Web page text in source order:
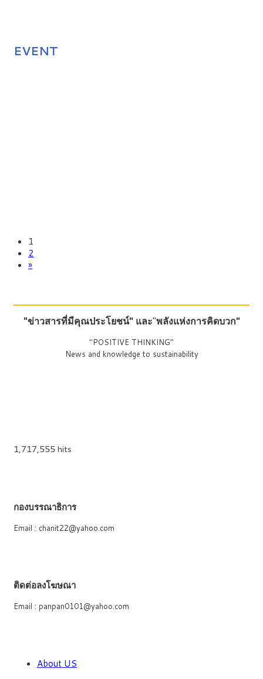
EVENT
1
2
»
"ข่าวสารที่มีคุณประโยชน์" และ"พลังแห่งการคิดบวก"
"POSITIVE THINKING"
News and knowledge to sustainability
1,717,555 hits
กองบรรณาธิการ
Email : chanit22@yahoo.com
ติดต่อลงโฆษณา
Email : panpan0101@yahoo.com
About US